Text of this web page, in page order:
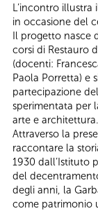
L’incontro illustra
in occasione del
Il progetto nasce
corsi di Restauro
(docenti:
Paola Porretta) e
partecipazione
sperimentata per
arte e architettura.
Attraverso la
raccontare la
1930 dall’Istituto
del
degli anni, la
come patrimonio